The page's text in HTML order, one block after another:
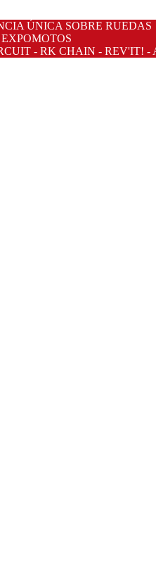
ÚNICA SOBRE RUEDAS
- RK CHAIN - REV'IT! -